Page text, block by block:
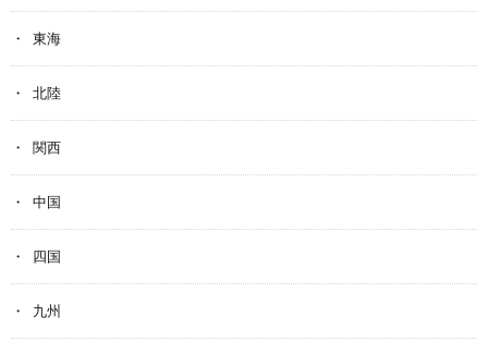
東海
北陸
関西
中国
四国
九州